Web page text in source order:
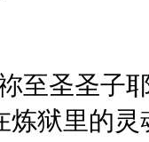
圣圣子
炼狱里的